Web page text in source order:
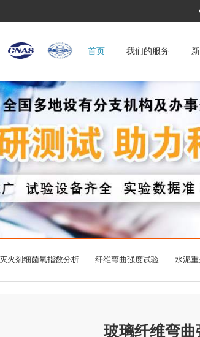
首页 我们的服务
灭火剂细菌氧指数分析 纤维弯曲强度试验 水泥
玻璃纤维弯曲